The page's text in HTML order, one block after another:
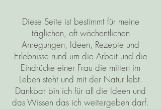
Diese Seite ist bestimmt für meine
täglichen, oft wöchentlichen
Anregungen, Ideen, Rezepte und
Erlebnisse rund um die Arbeit und die
Eindrücke einer Frau die mitten im
Leben steht und mit der Natur lebt.
Dankbar bin ich für all die Ideen und
das Wissen das ich weitergeben darf.